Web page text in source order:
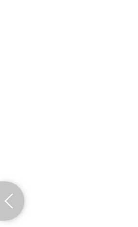
Deluje da je zaštitni znak
"Veoma rano. Još kao dete,
obruča, pa sam šutirao sa
Ali je za kraj naglasio Jokić da
"Prve dve godine smo se